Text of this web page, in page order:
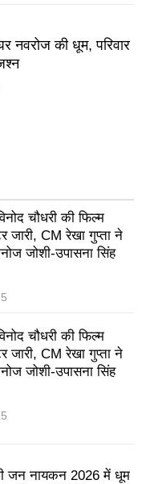
नवरोज की धूम, परिवार
चौधरी की फिल्म
जारी, CM रेखा गुप्ता ने
जोशी-उपासना सिंह
चौधरी की फिल्म
जारी, CM रेखा गुप्ता ने
जोशी-उपासना सिंह
जन नायकन 2026 में धूम